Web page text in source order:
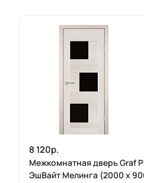
8 120р.
Межкомнатная дверь Graf
ЭшВайт Мелинга (2000 х